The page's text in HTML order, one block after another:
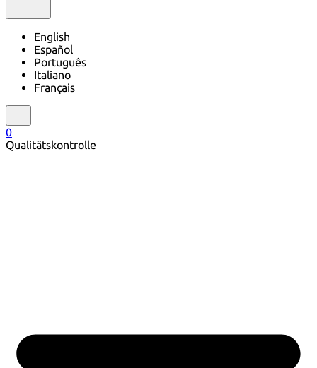
English
Español
Português
Italiano
Français
0
Qualitätskontrolle